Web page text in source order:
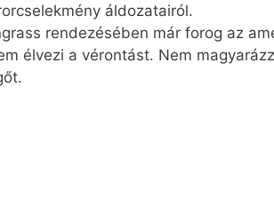
áldozatairól.
rendezésében már forog az
élvezi a vérontást. Nem